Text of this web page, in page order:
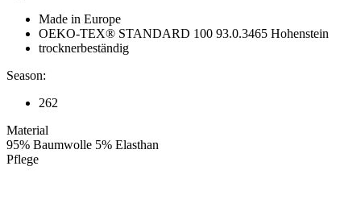
Made in Europe
OEKO-TEX® STANDARD 100 93.0.3465 Hohenstein
trocknerbeständig
Season:
262
Material
95% Baumwolle 5% Elasthan
Pflege